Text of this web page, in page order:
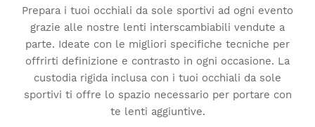
Prepara i tuoi occhiali da sole sportivi ad ogni evento
grazie alle nostre lenti interscambiabili vendute a
parte. Ideate con le migliori specifiche tecniche per
offrirti definizione e contrasto in ogni occasione. La
custodia rigida inclusa con i tuoi occhiali da sole
sportivi ti offre lo spazio necessario per portare con
te lenti aggiuntive.